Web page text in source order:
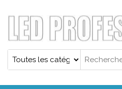
Projecteur led